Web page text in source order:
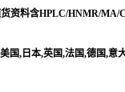
资料含HPLC/HNMR/
国,日本,英国,法国,德国,意